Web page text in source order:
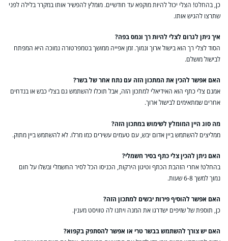
כן, בהחלט! הצלי יכול להיות מוקפא עד חודשיים. מומלץ להפשיר אותו במקרר בלילה לפני
שתרצו להגיש אותו.
איך ניתן לגרום לצלי להיות רך ונמס בפה?
הסוד לצלי רך הוא בישול ארוך ונמוך. זמן אפייה ממושך בטמפרטורה נמוכה היא המפתח
לבישול מושלם.
האם אפשר להכין את המתכון הזה עם נתח אחר של בשר?
אמנם צלי כתף הוא האידיאלי למתכון הזה, אבל תוכלו להשתמש גם בצלי כבש או בנדחים
אחרים שמתאימים לבישול ארוך.
מה סוג היין המומלץ לשימוש במתכון הזה?
ממליצים להשתמש ביין אדום יבש, עם טעמים עשירים כמו מרלו. לא להשתמש ביין מתוק.
האם ניתן להכין צלי כתף בסיר חשמלי?
בהחלט! אחרי הזהבת הכתף וטיגון הירקות, הכניסו הכל לסיר החשמלי ובשלו על חום
נמוך למשך 6-8 שעות.
האם אפשר להוסיף פירות יבשים למתכון הזה?
כן, תוספת של שזיפים ישדרגו את המנה ויתנו לה טוויסט מענין.
האם יש צורך להשתמש בבשר טרי או אפשר להסתפק בקפוא?